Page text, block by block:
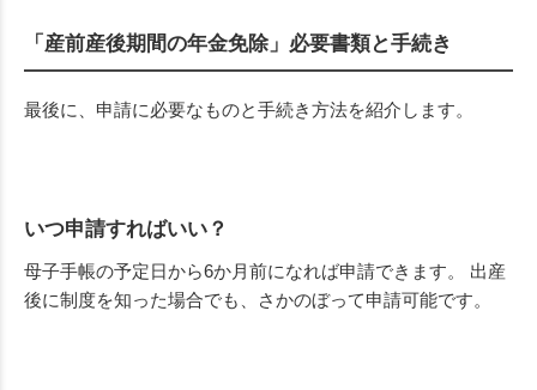
「産前産後期間の年金免除」必要書類と手続き
最後に、申請に必要なものと手続き方法を紹介します。
いつ申請すればいい？
母子手帳の予定日から6か月前になれば申請できます。 出産
後に制度を知った場合でも、さかのぼって申請可能です。